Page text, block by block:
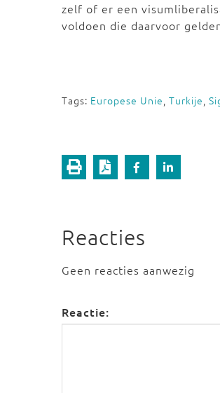
zelf of er een
voldoen die daarvoor
Tags: Europese Unie, Turkije,
Reacties
Geen reacties aanwezig
Reactie: